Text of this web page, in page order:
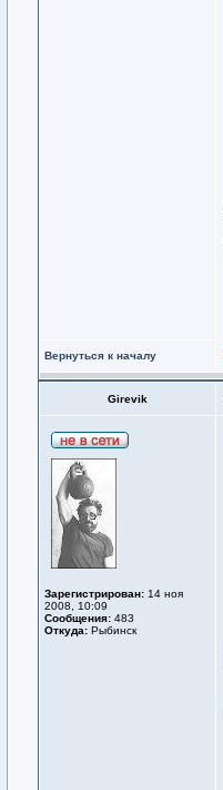
Вернуться к началу
Girevik
Зарегистрирован: 14 ноя
2008, 10:09
Сообщения: 483
Откуда: Рыбинск